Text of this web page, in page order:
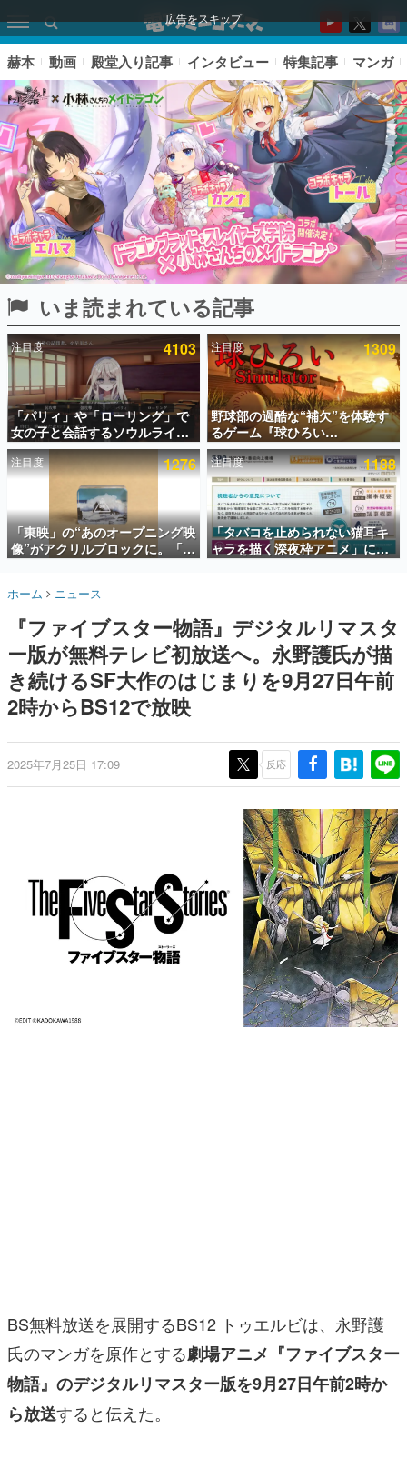
広告をスキップ
ピックアップ
電ファミのいま読まれている記事ランキング
アプリセール情報
インタビュー
連載・特集一覧
殿堂入り記事
SNS拡散数が数千以上！ ページビュー数万以上！ などな
ど。多くの人々に読まれた、電ファミ渾身の“殿堂入り”記
事をまとめました。
名作ゲームクリエイターの方々に製作時のエピソードをお
きます。
赫本
この物語を解いてはいけない。『赫本』は、〈試験問題〉
の形をした短編ホラー小説集です。
これからのデジタルゲーム市場を担う若きクリエイター達
の姿を追い、彼らのルーツと情熱を探っていきます。
ゲームに多大な影響を受けた作家さんに取材し、ゲームが
日本のコンテンツ産業やカルチャーに与えた影響を探る企
日本モバイルゲーム産業史
日本のモバイルゲーム史における主要なトピック・タイト
ルを網羅するほか、開発者へのインタビューや識者による
解説を掲載。約20年の歴史が一望できる決定版！
若ゲのいたり〜ゲームクリエイターの青春〜
『うつヌケ』『ペンと箸』等で知られるマンガ家・田中圭
一先生によるゲーム業界レポートマンガです。
なんでゲームは面白い？
アプリレビュー
その他
電ファミニコゲーマーとは？
赫本 動画 殿堂入り記事 インタビュー 特集記事 マンガ
いま読まれている記事
注目度 4103
「パリィ」や「ローリング」で
女の子と会話するソウルライク
恋愛ゲーム『小早川さんはソウ
ルライク』無料公開。返事に失
敗すると「YOU DIED」
注目度 1309
野球部の過酷な“補欠”を体験す
るゲーム『球ひろい
Simulator』が「1件」のウィッ
シュリストをもとにチェコ語に
対応しSNSで話題に。『キング
ダム・カム』開発元やチェコの
プロ野球選手から称賛の声
注目度 1276
「東映」の“あのオープニング映
像”がアクリルブロックに。「東
映ヒストリカル グッズコレクシ
注目度 1188
「タバコを止められない猫耳キ
ャラを描く深夜枠アニメ」に視
聴者の一部から批判意見。違法
ホーム ニュース
『ファイブスター物語』デジタルリマスタ
ー版が無料テレビ初放送へ。永野護氏が描
き続けるSF大作のはじまりを9月27日午前
2時からBS12で放映
2025年7月25日 17:09 反応
BS無料放送を展開するBS12 トゥエルビは、永野護
氏のマンガを原作とする劇場アニメ『ファイブスター
物語』のデジタルリマスター版を9月27日午前2時か
ら放送すると伝えた。